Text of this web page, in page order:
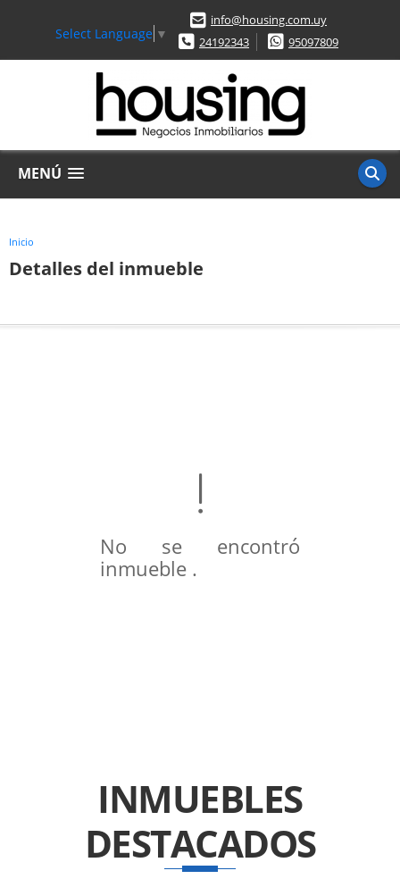
Select Language ▼
info@housing.com.uy
24192343
95097809
MENÚ
Inicio
Detalles del inmueble
No se encontró
inmueble .
INMUEBLES
DESTACADOS